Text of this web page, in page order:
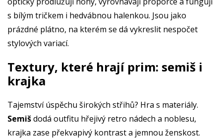
s bílým tričkem i hedvábnou halenkou. Jsou jako
prázdné plátno, na kterém se dá vykreslit nespočet
stylových variací.
Textury, které hrají prim: semiš i
krajka
Tajemství úspěchu širokých střihů? Hra s materiály.
Semišdodá outfitu hřejivý retro nádech a noblesu,
krajka zase překvapivý kontrast a jemnou ženskost.